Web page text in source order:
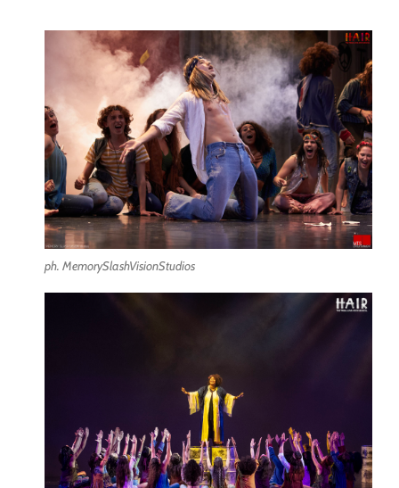
ph. MemorySlashVisionStudios